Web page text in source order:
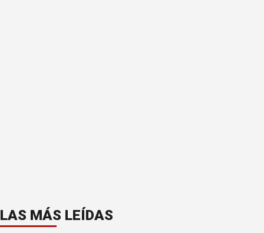
LAS MÁS LEÍDAS